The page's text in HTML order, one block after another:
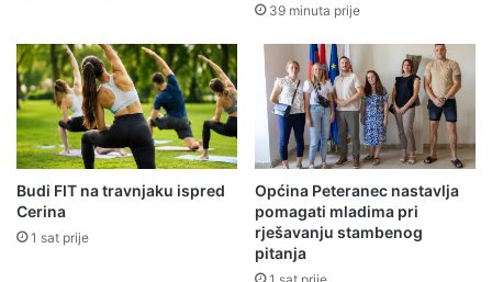
39 minuta prije
Budi FIT na travnjaku ispred
Cerina
1 sat prije
Općina Peteranec nastavlja
pomagati mladima pri
rješavanju stambenog
pitanja